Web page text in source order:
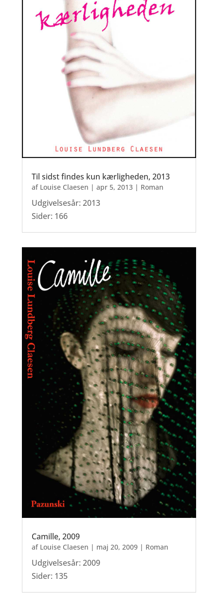
Til sidst findes kun kærligheden, 2013
af Louise Claesen | apr 5, 2013| Roman
Udgivelsesår: 2013
Sider: 166
Camille, 2009
af Louise Claesen | maj 20, 2009| Roman
Udgivelsesår: 2009
Sider: 135